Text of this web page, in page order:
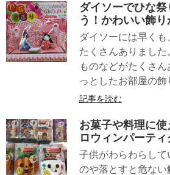
ダイソーでひな
う！かわいい飾り
ダイソーには早く
たくさんありました
ものなどがたくさ
っとしたお部屋の
記事を読む
お菓子や料理に
ロウィンパーテ
子供がわらわらして
のや落とすと危な